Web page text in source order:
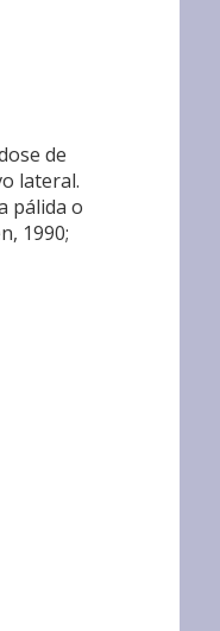
de
lateral.
pálida o
1990;